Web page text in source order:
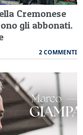
Cremonese
gli abbonati.
2 COMMENTI